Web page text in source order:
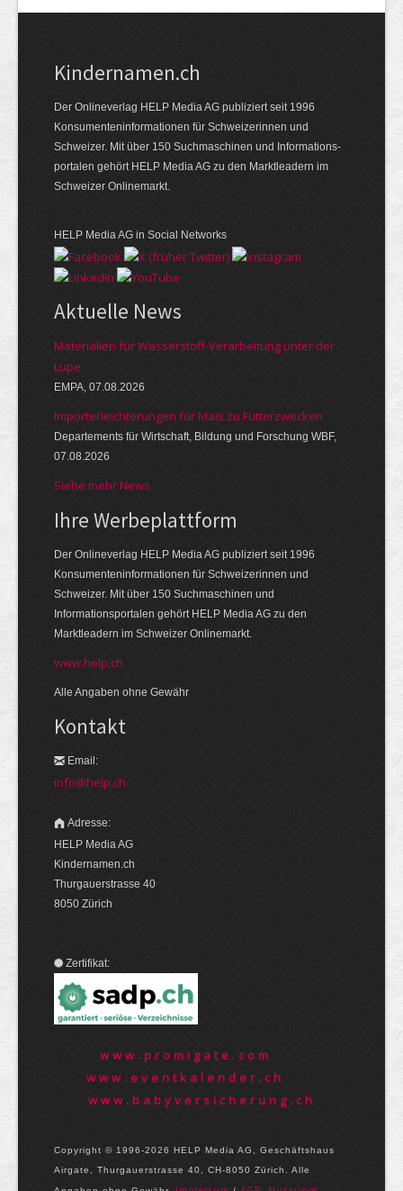
Kindernamen.ch
Der Onlineverlag HELP Media AG publiziert seit 1996
Konsumenten­informationen für Schweizerinnen und
Schweizer. Mit über 150 Suchmaschinen und Informations­
portalen gehört HELP Media AG zu den Marktleadern im
Schweizer Onlinemarkt.
HELP Media AG in Social Networks
Aktuelle News
Materialien für Wasserstoff-Verarbeitung unter der
Lupe
EMPA, 07.08.2026
Importerleichterungen für Mais zu Futterzwecken
Departements für Wirtschaft, Bildung und Forschung WBF,
07.08.2026
Siehe mehr News
Ihre Werbeplattform
Der Onlineverlag HELP Media AG publiziert seit 1996
Konsumenteninformationen für Schweizerinnen und
Schweizer. Mit über 150 Suchmaschinen und
Informationsportalen gehört HELP Media AG zu den
Marktleadern im Schweizer Onlinemarkt.
www.help.ch
Alle Angaben ohne Gewähr
Kontakt
Email:
info@help.ch
Adresse:
HELP Media AG
Kindernamen.ch
Thurgauerstrasse 40
8050 Zürich
Zertifikat:
www.promigate.com
www.eventkalender.ch
www.babyversicherung.ch
Copyright © 1996-2026 HELP Media AG, Geschäftshaus
Airgate, Thurgauer­strasse 40, CH-8050 Zürich. Alle